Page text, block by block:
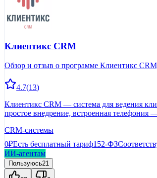
Клиентикс CRM
Обзор и отзыв о программе Клиентикс
4.7(13)
Клиентикс CRM — система для ведения
простое внедрение, встроенная телефония
CRM-системы
0₽Есть бесплатный тариф152-ФЗ
ИИ-агентам
Пользуюсь21